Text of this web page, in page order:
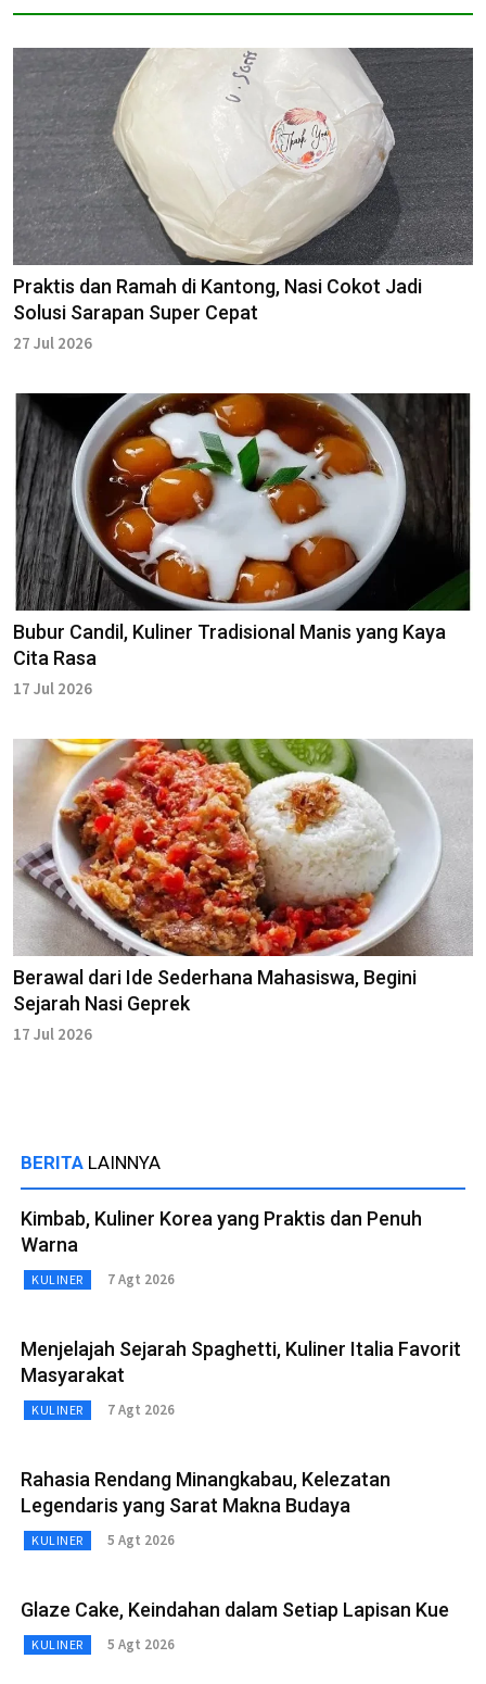
Praktis dan Ramah di Kantong, Nasi Cokot Jadi
Solusi Sarapan Super Cepat
27 Jul 2026
Bubur Candil, Kuliner Tradisional Manis yang Kaya
Cita Rasa
17 Jul 2026
Berawal dari Ide Sederhana Mahasiswa, Begini
Sejarah Nasi Geprek
17 Jul 2026
BERITA LAINNYA
Kimbab, Kuliner Korea yang Praktis dan Penuh
Warna
KULINER 7 Agt 2026
Menjelajah Sejarah Spaghetti, Kuliner Italia Favorit
Masyarakat
KULINER 7 Agt 2026
Rahasia Rendang Minangkabau, Kelezatan
Legendaris yang Sarat Makna Budaya
KULINER 5 Agt 2026
Glaze Cake, Keindahan dalam Setiap Lapisan Kue
KULINER 5 Agt 2026